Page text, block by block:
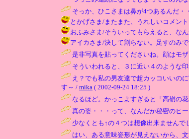
そっか、ひこさまは鼻が4つあるんだ・
とかげさま/またまた、うれしいコメン
おふみさま/そういってもらえると、な
アイカさま/決して割らない。足すのみ
是非写真を貼ってくださいね。顔はモ
そういわれると、３に近い４のような
え？でも私の男友達で超カッコいいの
す～ / mika ( 2002-09-24 18:25 )
なるほど。かっこよすぎると「高嶺の
真の姿・・・って、なんだか秘密のヒ
少なくとも↑の４つは想像出来ません
はい、ある意味姿形が見えないから、